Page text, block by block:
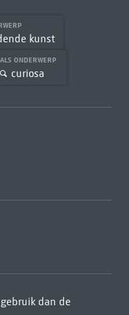
kunst
ALS ONDERWERP
curiosa
dan de